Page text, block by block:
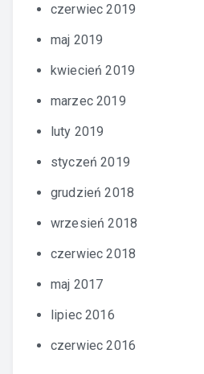
czerwiec 2019
maj 2019
kwiecień 2019
marzec 2019
luty 2019
styczeń 2019
grudzień 2018
wrzesień 2018
czerwiec 2018
maj 2017
lipiec 2016
czerwiec 2016